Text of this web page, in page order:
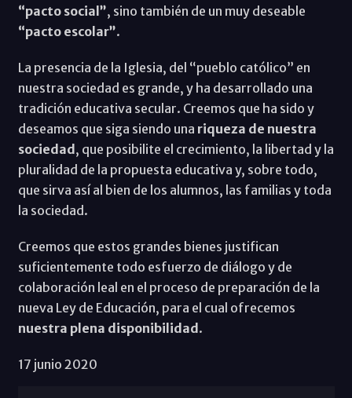
“pacto social”, sino también de un muy deseable
“pacto escolar”.
La presencia de la Iglesia, del “pueblo católico” en
nuestra sociedad es grande, y ha desarrollado una
tradición educativa secular. Creemos que ha sido y
deseamos que siga siendo una riqueza de nuestra
sociedad , que posibilite el crecimiento, la libertad y la
pluralidad de la propuesta educativa y, sobre todo,
que sirva así al bien de los alumnos, las familias y toda
la sociedad.
Creemos que estos grandes bienes justifican
suficientemente todo esfuerzo de diálogo y de
colaboración leal en el proceso de preparación de la
nueva Ley de Educación, para el cual ofrecemos
nuestra plena disponibilidad .
17 junio 2020